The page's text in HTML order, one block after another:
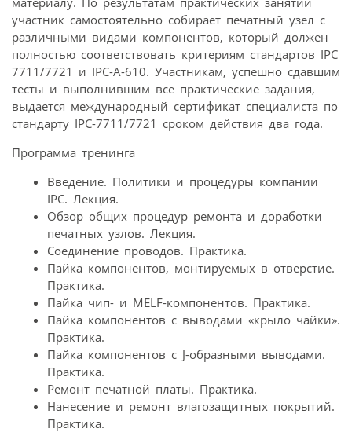
участник самостоятельно собирает печатный узел с
различными видами компонентов, который должен
полностью соответствовать критериям стандартов IPC
7711/7721 и IPC-A-610. Участникам, успешно сдавшим
тесты и выполнившим все практические задания,
выдается международный сертификат специалиста по
стандарту IPC-7711/7721 сроком действия два года.
Программа тренинга
Введение. Политики и процедуры компании
IPC. Лекция.
Обзор общих процедур ремонта и доработки
печатных узлов. Лекция.
Соединение проводов. Практика.
Пайка компонентов, монтируемых в отверстие.
Практика.
Пайка чип- и MELF-компонентов. Практика.
Пайка компонентов с выводами «крыло чайки».
Практика.
Пайка компонентов с J-образными выводами.
Практика.
Ремонт печатной платы. Практика.
Нанесение и ремонт влагозащитных покрытий.
Практика.